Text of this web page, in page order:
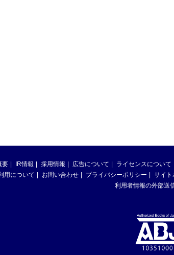
要 IR情報 採用情報 広告について ライセンスについて
用について
お問い合わせ プライバシーポリシー サイト
利用者情報の外部送